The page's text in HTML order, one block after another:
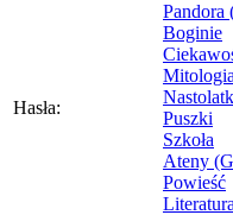
Hasła:
Pandora
Boginie
Puszki
Szkoła
Ateny
Powieść